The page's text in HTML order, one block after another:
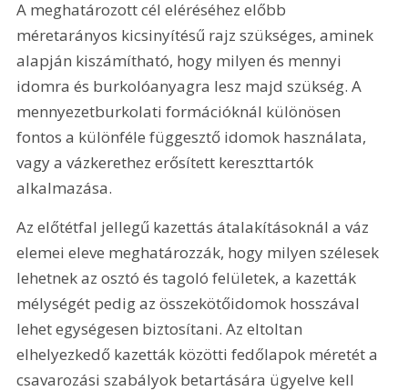
A meghatározott cél eléréséhez előbb
méretarányos kicsinyítésű rajz szükséges, aminek
alapján kiszámítható, hogy milyen és mennyi
idomra és burkolóanyagra lesz majd szükség. A
mennyezetburkolati formációknál különösen
fontos a különféle függesztő idomok használata,
vagy a vázkerethez erősített kereszttartók
alkalmazása.
Az előtétfal jellegű kazettás átalakításoknál a váz
elemei eleve meghatározzák, hogy milyen szélesek
lehetnek az osztó és tagoló felületek, a kazetták
mélységét pedig az összekötőidomok hosszával
lehet egységesen biztosítani. Az eltoltan
elhelyezkedő kazetták közötti fedőlapok méretét a
csavarozási szabályok betartására ügyelve kell